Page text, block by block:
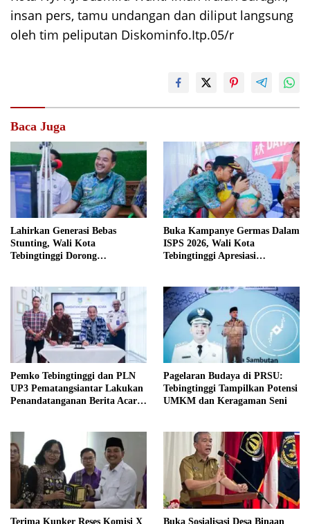
insan pers, tamu undangan dan diliput langsung
oleh tim peliputan Diskominfo.Itp.05/r
Baca Juga
Lahirkan Generasi Bebas
Stunting, Wali Kota
Tebingtinggi Dorong
Buka Kampanye Germas Dalam
ISPS 2026, Wali Kota
Tebingtinggi Apresiasi
Pemko Tebingtinggi dan PLN
UP3 Pematangsiantar Lakukan
Penandatanganan Berita Acara
Pagelaran Budaya di PRSU:
Tebingtinggi Tampilkan Potensi
UMKM dan Keragaman Seni
Terima Kunker Reses Komisi X
Buka Sosialisasi Desa Binaan